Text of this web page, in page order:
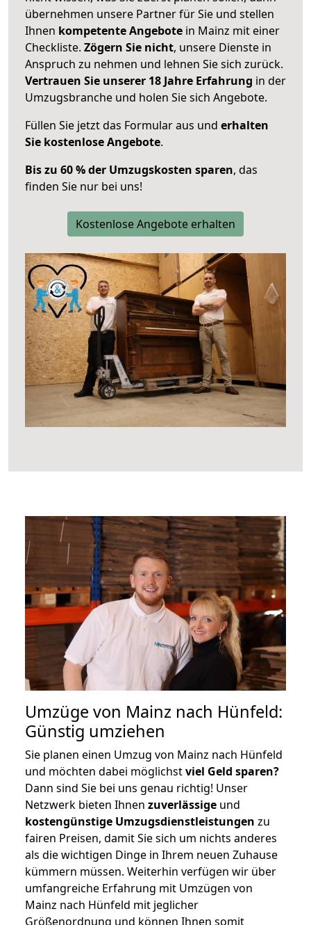
übernehmen unsere Partner für Sie und stellen
Ihnen kompetente Angebote in Mainz mit einer
Checkliste. Zögern Sie nicht, unsere Dienste in
Anspruch zu nehmen und lehnen Sie sich zurück.
Vertrauen Sie unserer 18 Jahre Erfahrung in der
Umzugsbranche und holen Sie sich Angebote.
Füllen Sie jetzt das Formular aus und erhalten
Sie kostenlose Angebote.
Bis zu 60 % der Umzugskosten sparen, das
finden Sie nur bei uns!
Kostenlose Angebote erhalten
Umzüge von Mainz nach Hünfeld:
Günstig umziehen
Sie planen einen Umzug von Mainz nach Hünfeld
und möchten dabei möglichstviel Geld sparen?
Dann sind Sie bei uns genau richtig! Unser
Netzwerk bieten Ihnen zuverlässige und
kostengünstige Umzugsdienstleistungen zu
fairen Preisen, damit Sie sich um nichts anderes
als die wichtigen Dinge in Ihrem neuen Zuhause
kümmern müssen. Weiterhin verfügen wir über
umfangreiche Erfahrung mit Umzügen von
Mainz nach Hünfeld mit jeglicher
Größenordnung und können Ihnen somit